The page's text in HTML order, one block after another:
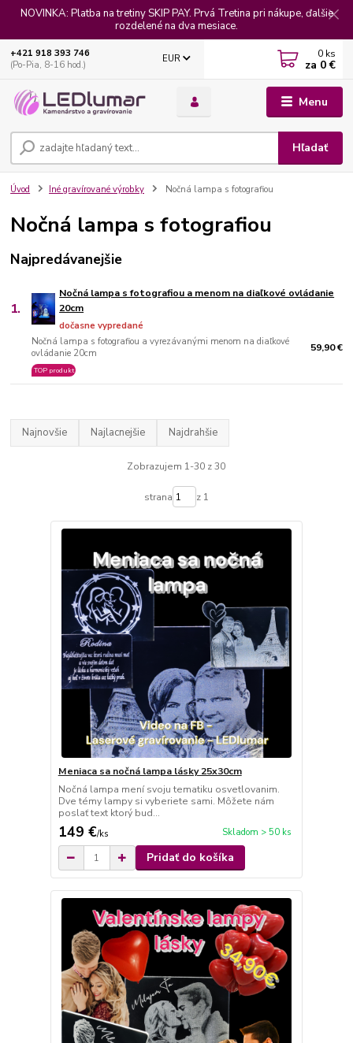
NOVINKA: Platba na tretiny SKIP PAY. Prvá Tretina pri nákupe, ďalšie
rozdelené na dva mesiace.
Menu
EUR
Hľadať
+421 918 393 746
(Po-Pia, 8-16 hod.)
0 ks
za 0 €
Úvod Iné gravírované výrobky Nočná lampa s fotografiou
Nočná lampa s fotografiou
Najpredávanejšie
1.
Nočná lampa s fotografiou a menom na diaľkové ovládanie
20cm
Nočná lampa s fotografiou a vyrezávanými menom na diaľkové
ovládanie 20cm
dočasne vypredané
TOP produkt
59,90 €
Najnovšie Najlacnejšie Najdrahšie
Zobrazujem 1-30 z 30
strana z 1
Meniaca sa nočná lampa lásky 25x30cm
Nočná lampa mení svoju tematiku osvetlovanim.
Dve témy lampy si vyberiete sami. Môžete nám
poslať text ktorý bud...
149 €/ks Skladom > 50 ks
Pridať do košíka